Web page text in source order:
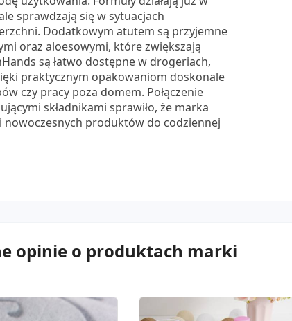
sprawdzają się w sytuacjach
Dodatkowym atutem są przyjemne
oraz aloesowymi, które zwiększają
są łatwo dostępne w drogeriach,
praktycznym opakowaniom doskonale
czy pracy poza domem. Połączenie
składnikami sprawiło, że marka
nowoczesnych produktów do codziennej
opinie o produktach marki